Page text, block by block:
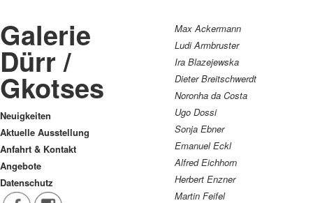
Galerie
Dürr /
Gkotses
Neuigkeiten
Aktuelle Ausstellung
Anfahrt & Kontakt
Angebote
Datenschutz
Max Ackermann
Ludi Armbruster
Ira Blazejewska
Dieter Breitschwerdt
Noronha da Costa
Ugo Dossi
Sonja Ebner
Emanuel Eckl
Alfred Eichhorn
Herbert Enzner
Martin Feifel